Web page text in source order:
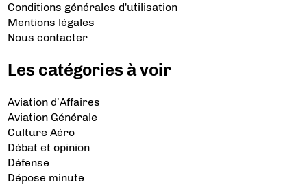
Conditions générales d'utilisation
Mentions légales
Nous contacter
Les catégories à voir
Aviation d’Affaires
Aviation Générale
Culture Aéro
Débat et opinion
Défense
Dépose minute